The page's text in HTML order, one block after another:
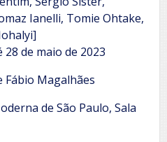
Ianelli, Tomie Ohtake,
28 de maio de 2023
Fábio Magalhães
de São Paulo, Sala